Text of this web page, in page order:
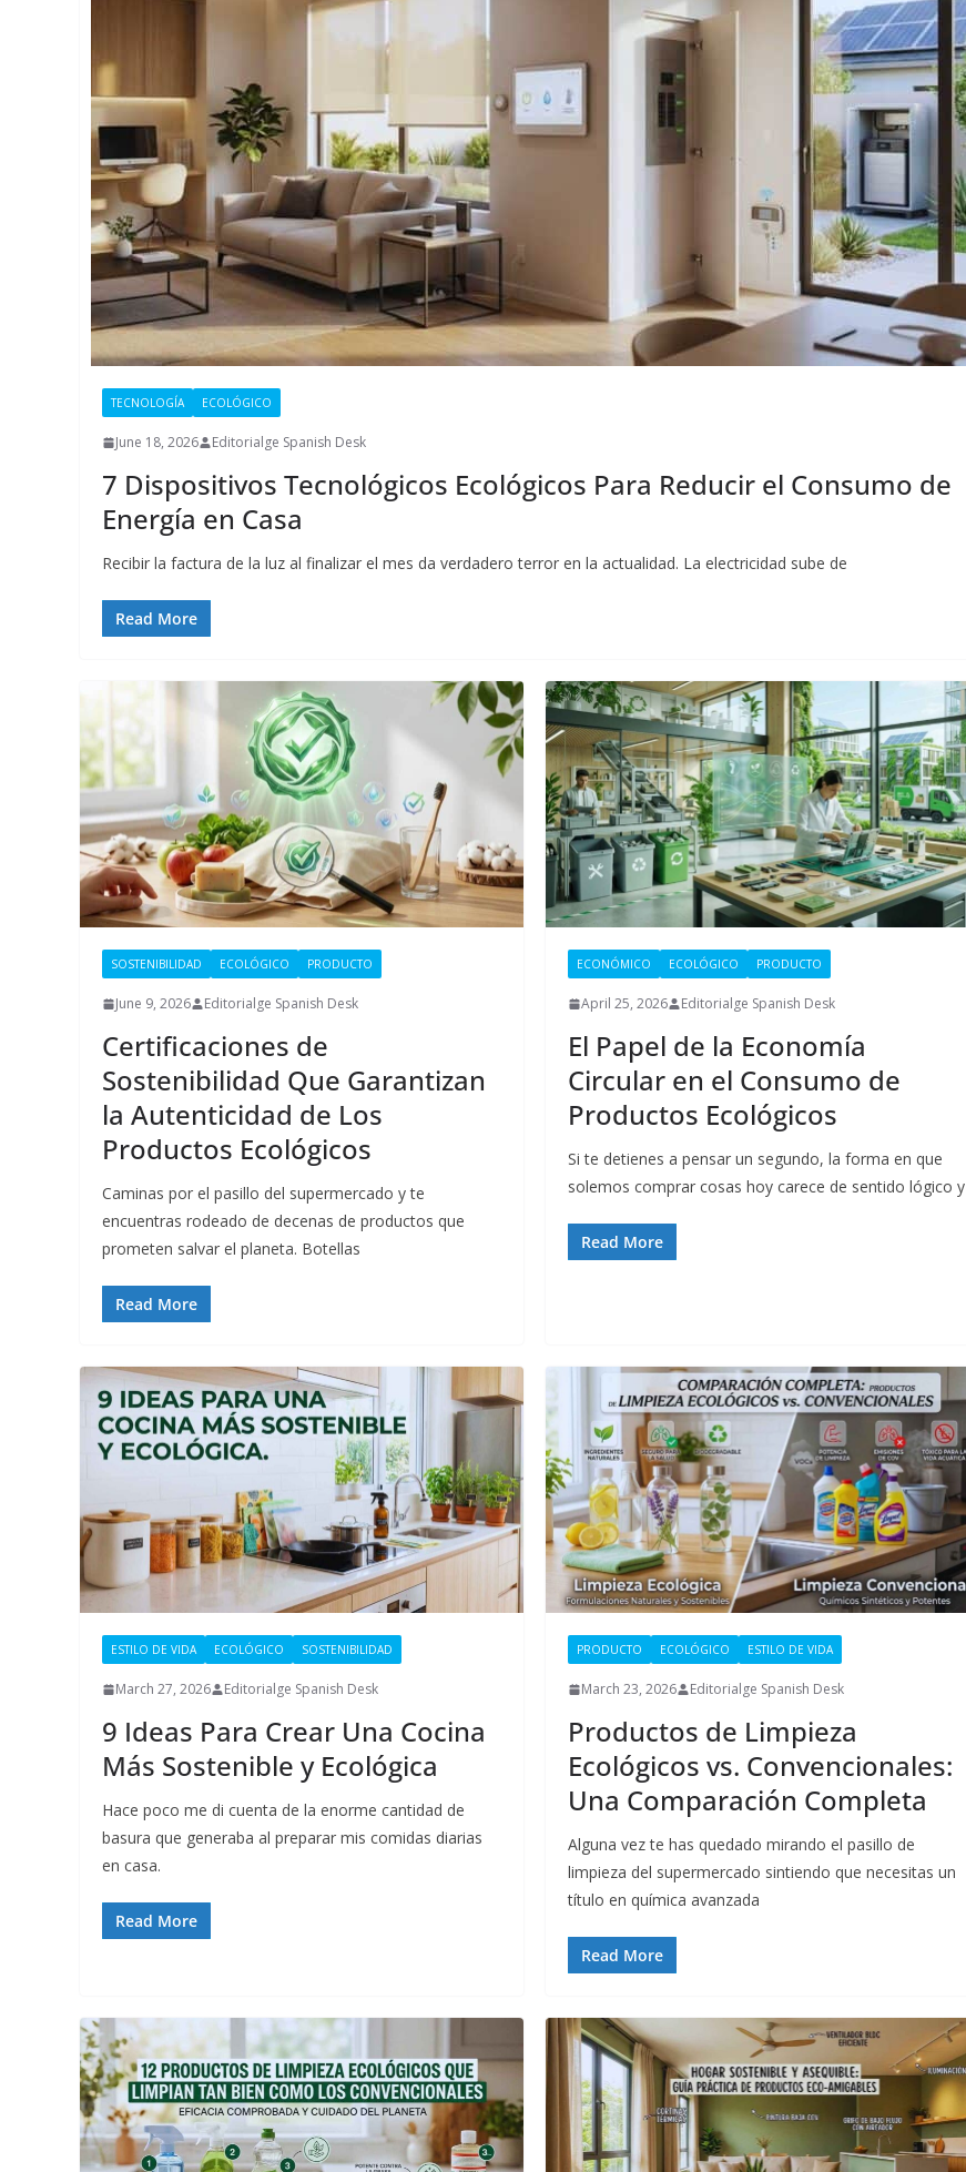
TECNOLOGÍA ECOLÓGICO
June 18, 2026 Editorialge Spanish Desk
7 Dispositivos Tecnológicos Ecológicos Para Reducir el Consumo de
Energía en Casa
Recibir la factura de la luz al finalizar el mes da verdadero terror en la actualidad. La electricidad sube de
Read More
SOSTENIBILIDAD ECOLÓGICO PRODUCTO
June 9, 2026 Editorialge Spanish Desk
Certificaciones de
Sostenibilidad Que Garantizan
la Autenticidad de Los
Productos Ecológicos
Caminas por el pasillo del supermercado y te
encuentras rodeado de decenas de productos que
prometen salvar el planeta. Botellas
Read More
ECONÓMICO ECOLÓGICO PRODUCTO
April 25, 2026 Editorialge Spanish Desk
El Papel de la Economía
Circular en el Consumo de
Productos Ecológicos
Si te detienes a pensar un segundo, la forma en que
solemos comprar cosas hoy carece de sentido lógico y
Read More
ESTILO DE VIDA ECOLÓGICO SOSTENIBILIDAD
March 27, 2026 Editorialge Spanish Desk
9 Ideas Para Crear Una Cocina
Más Sostenible y Ecológica
Hace poco me di cuenta de la enorme cantidad de
basura que generaba al preparar mis comidas diarias
en casa.
Read More
PRODUCTO ECOLÓGICO ESTILO DE VIDA
March 23, 2026 Editorialge Spanish Desk
Productos de Limpieza
Ecológicos vs. Convencionales:
Una Comparación Completa
Alguna vez te has quedado mirando el pasillo de
limpieza del supermercado sintiendo que necesitas un
título en química avanzada
Read More